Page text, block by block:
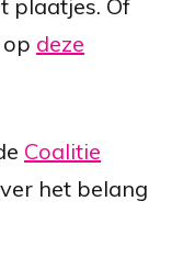
plaatjes. Of
deze
Coalitie
het belang